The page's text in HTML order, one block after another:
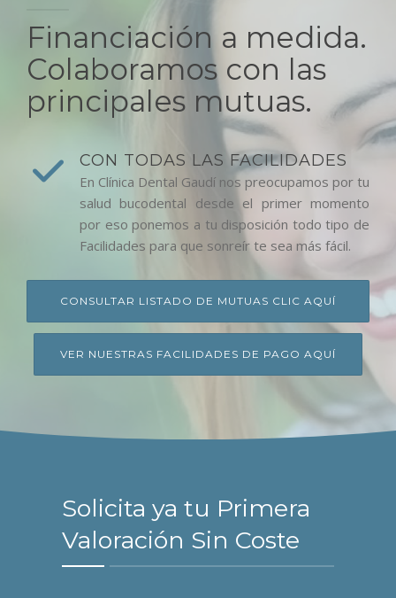
Financiación a medida.
Colaboramos con las
principales mutuas.
CON TODAS LAS FACILIDADES
En Clínica Dental Gaudí nos preocupamos por tu
salud bucodental desde el primer momento
por eso ponemos a tu disposición todo tipo de
Facilidades para que sonreír te sea más fácil.
CONSULTAR LISTADO DE MUTUAS CLIC AQUÍ
VER NUESTRAS FACILIDADES DE PAGO AQUÍ
Solicita ya tu Primera
Valoración Sin Coste